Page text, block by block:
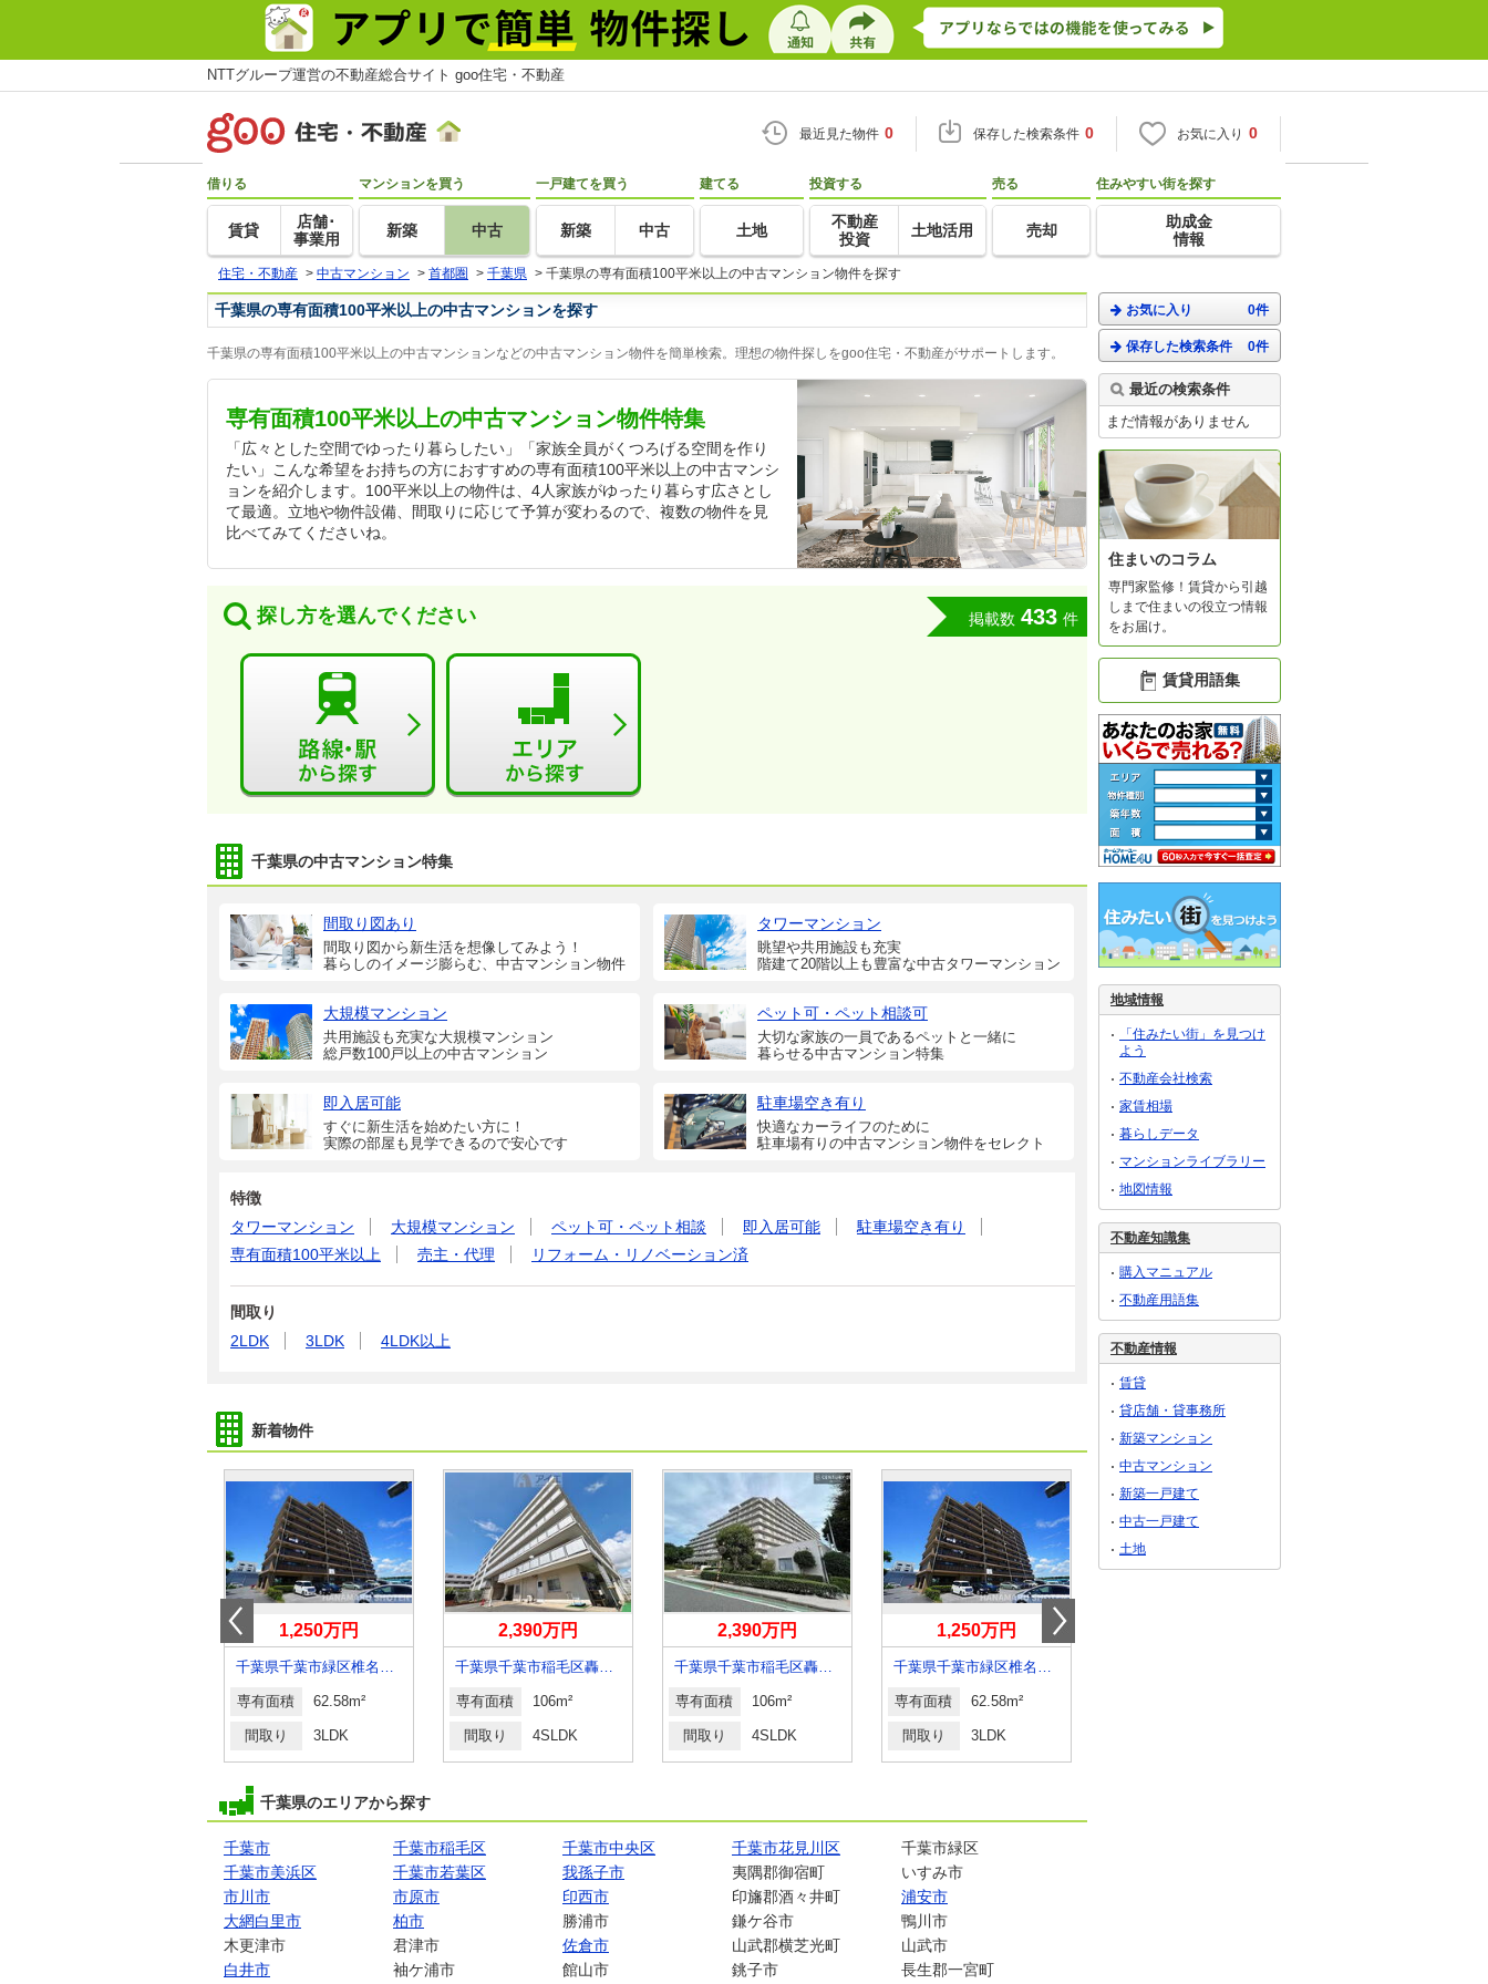
NTTグループ運営の不動産総合サイト goo住宅・不動産
最近見た物件 0 保存した検索条件 0 お気に入り 0
借りる
賃貸
店舗･
事業用
マンションを買う
新築 中古
一戸建てを買う
新築 中古
建てる
土地
投資する
不動産
投資
土地活用
売る
売却
住みやすい街を探す
助成金
情報
住宅・不動産 > 中古マンション > 首都圏 > 千葉県 > 千葉県の専有面積100平米以上の中古マンション物件を探す
千葉県の専有面積100平米以上の中古マンションを探す
千葉県の専有面積100平米以上の中古マンションなどの中古マンション物件を簡単検索。理想の物件探しをgoo住宅・不動産がサポートします。
専有面積100平米以上の中古マンション物件特集
「広々とした空間でゆったり暮らしたい」「家族全員がくつろげる空間を作り
たい」こんな希望をお持ちの方におすすめの専有面積100平米以上の中古マンシ
ョンを紹介します。100平米以上の物件は、4人家族がゆったり暮らす広さとし
て最適。立地や物件設備、間取りに応じて予算が変わるので、複数の物件を見
比べてみてくださいね。
探し方を選んでください 掲載数 433 件
千葉県の中古マンション特集
間取り図あり
間取り図から新生活を想像してみよう！
暮らしのイメージ膨らむ、中古マンション物件
タワーマンション
眺望や共用施設も充実
階建て20階以上も豊富な中古タワーマンション
大規模マンション
共用施設も充実な大規模マンション
総戸数100戸以上の中古マンション
ペット可・ペット相談可
大切な家族の一員であるペットと一緒に
暮らせる中古マンション特集
即入居可能
すぐに新生活を始めたい方に！
実際の部屋も見学できるので安心です
駐車場空き有り
快適なカーライフのために
駐車場有りの中古マンション物件をセレクト
特徴
タワーマンション
大規模マンション ペット可・ペット相談 即入居可能
駐車場空き有り
専有面積100平米以上
売主・代理 リフォーム・リノベーション済
間取り
2LDK
3LDK 4LDK以上
新着物件
1,250万円
千葉県千葉市緑区椎名崎町
専有面積 62.58m²
間取り 3LDK
2,390万円
千葉県千葉市稲毛区轟町５
専有面積 106m²
間取り 4SLDK
2,390万円
千葉県千葉市稲毛区轟町５
専有面積 106m²
間取り 4SLDK
1,250万円
千葉県千葉市緑区椎名崎町
専有面積 62.58m²
間取り 3LDK
千葉県のエリアから探す
千葉市 千葉市稲毛区 千葉市中央区 千葉市花見川区
千葉市緑区
千葉市美浜区
千葉市若葉区 我孫子市 夷隅郡御宿町
いすみ市
市川市
市原市 印西市 印旛郡酒々井町
浦安市
大網白里市
柏市 勝浦市 鎌ケ谷市
鴨川市
木更津市
君津市 佐倉市 山武郡横芝光町
山武市
白井市
袖ケ浦市 館山市 銚子市
長生郡一宮町
お気に入り 0件
保存した検索条件 0件
最近の検索条件
まだ情報がありません
住まいのコラム
専門家監修！賃貸から引越
しまで住まいの役立つ情報
をお届け。
賃貸用語集
地域情報
「住みたい街」を見つけ
よう
不動産会社検索
家賃相場
暮らしデータ
マンションライブラリー
地図情報
不動産知識集
購入マニュアル
不動産用語集
不動産情報
賃貸
貸店舗・貸事務所
新築マンション
中古マンション
新築一戸建て
中古一戸建て
土地